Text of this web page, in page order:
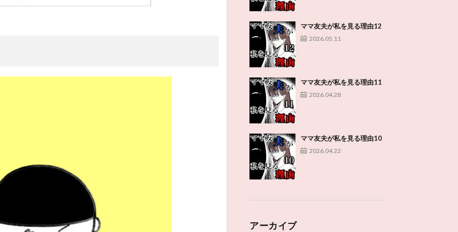
ママ友夫が私を見る理由12
2026.05.11
ママ友夫が私を見る理由11
2026.04.28
ママ友夫が私を見る理由10
2026.04.22
アーカイブ